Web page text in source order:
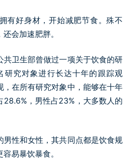
有好身材，开始减肥节食。殊不
会加速肥胖。
共卫生部曾做过一项关于饮食的研
研究对象进行长达十年的跟踪观
，在所有研究对象中，能够在十年
28.6%，男性占23%，大多数人的
男性和女性，其共同点都是饮食规
易暴饮暴食。